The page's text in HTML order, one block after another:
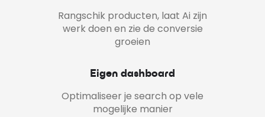
Rangschik producten, laat Ai zijn
werk doen en zie de conversie
groeien
Eigen dashboard
Optimaliseer je search op vele
mogelijke manier